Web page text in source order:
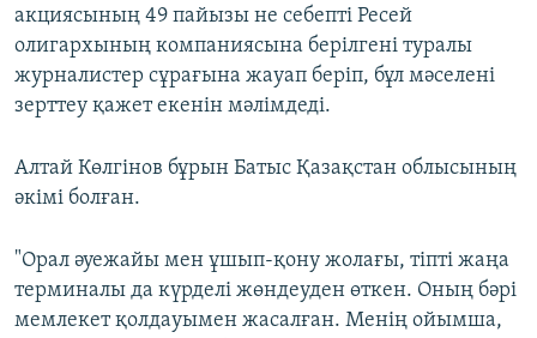
акциясының 49 пайызы не себепті Ресей
олигархының компаниясына берілгені туралы
журналистер сұрағына жауап беріп, бұл мәселені
зерттеу қажет екенін мәлімдеді.
Алтай Көлгінов бұрын Батыс Қазақстан облысының
әкімі болған.
"Орал әуежайы мен ұшып-қону жолағы, тіпті жаңа
терминалы да күрделі жөндеуден өткен. Оның бәрі
мемлекет қолдауымен жасалған. Менің ойымша,